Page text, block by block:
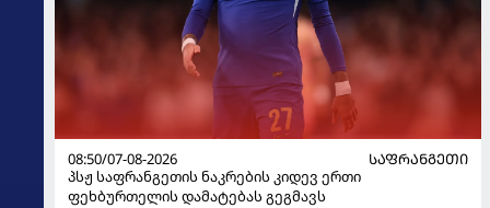
08:50/07-08-2026
ᲡᲐᲤᲠᲐᲜᲒᲔᲗᲘ
პსჟ საფრანგეთის ნაკრების კიდევ ერთი
ფეხბურთელის დამატებას გეგმავს